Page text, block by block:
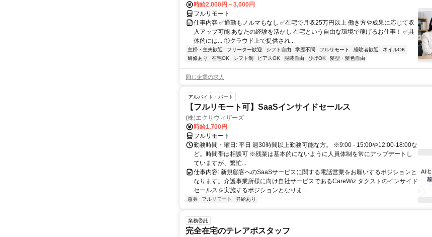
時給2,000円～3,000円
フルリモート
仕事内容 ✅通勤もノルマもなし ✅在宅で月収25万円以上 働き方や成果に応じて収
入アップ可能 あなたの経験を活かし 在宅という自由な環境で稼げるお仕事！ ✅具
体的には... ①クラウド上で提供され...
主婦・主夫歓迎 フリーター歓迎 シフト自由 学歴不問 フルリモート 経験者歓迎
ネイルOK
研修あり
在宅OK シフト制 ピアスOK 服装自由 ひげOK 髪型・髪色自由
同じ企業の求人
アルバイト・パート
【フルリモート可】SaaSインサイドセールス
(株)エクサウィザーズ
時給1,700円
フルリモート
勤務時間・曜日: 平日 週30時間以上勤務可能な方。 ※9:00 - 15:00や12:00-18:00な
ど。時間帯は相談可 ※残業は基本的にないように人員体制を常にアップデートし
ていますが、繁忙...
仕事内容: 新規顧客へのSaaSサービスに関する電話営業をお願いするポジションと
なります。介護事業所様に向け自社サービスであるCareWiz タクストのインサイド
セールスを実施するポジションとなりま...
急募 フルリモート 昇給あり
業務委託
完全在宅のテレアポスタッフ